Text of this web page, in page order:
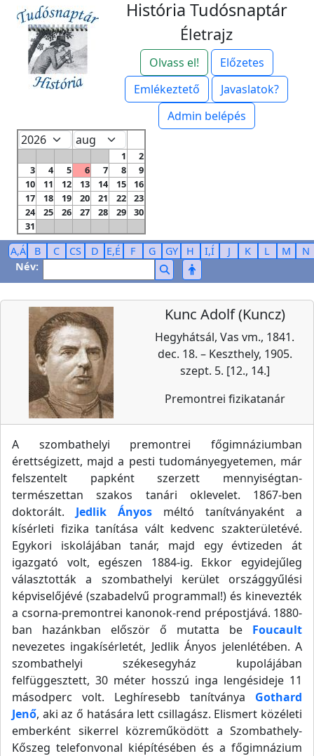
História Tudósnaptár
Életrajz
Olvass el!
Előzetes
Emlékeztető
Javaslatok?
Admin belépés
1
2
3
4 5 6 7 8
9
10
11 12 13 14 15
16
17
18 19 20 21 22
23
24
25 26 27 28 29
30
31
A,Á B C CS D E,É F G GY H I,Í J K L M
N
Név:
Kunc Adolf (Kuncz)
Hegyhátsál, Vas vm., 1841.
dec. 18. – Keszthely, 1905.
szept. 5. [12., 14.]
Premontrei fizikatanár
A szombathelyi premontrei főgimnáziumban
érettségizett, majd a pesti tudományegyetemen, már
felszentelt papként szerzett mennyiségtan-
természettan szakos tanári oklevelet. 1867-ben
doktorált. Jedlik Ányos méltó tanítványaként a
kísérleti fizika tanítása vált kedvenc szakterületévé.
Egykori iskolájában tanár, majd egy évtizeden át
igazgató volt, egészen 1884-ig. Ekkor egyidejűleg
választották a szombathelyi kerület országgyűlési
képviselőjévé (szabadelvű programmal!) és kinevezték
a csorna-premontrei kanonok-rend prépostjává. 1880-
ban hazánkban először ő mutatta be Foucault
nevezetes ingakísérletét, Jedlik Ányos jelenlétében. A
szombathelyi székesegyház kupolájában
felfüggesztett, 30 méter hosszú inga lengésideje 11
másodperc volt. Leghíresebb tanítványa Gothard
Jenő, aki az ő hatására lett csillagász. Elismert közéleti
emberként sikerrel közreműködött a Szombathely-
Kőszeg telefonvonal kiépítésében és a főgimnázium